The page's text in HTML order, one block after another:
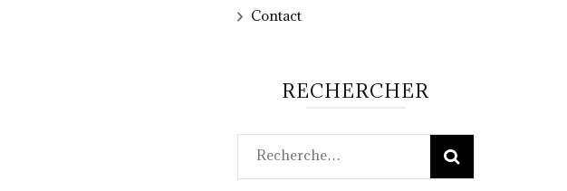
Contact
RECHERCHER
Rechercher :